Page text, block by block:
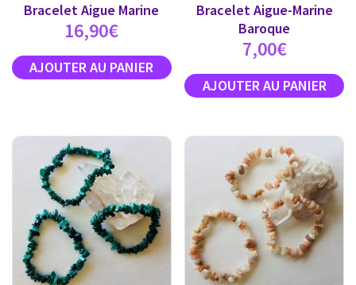
Bracelet Aigue Marine
16,90€
Bracelet Aigue-Marine
Baroque
7,00€